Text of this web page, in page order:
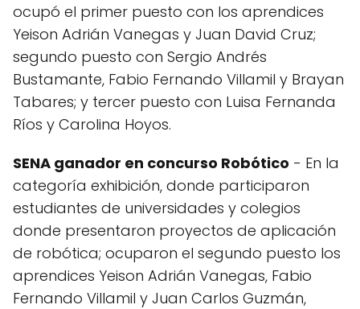
ocupó el primer puesto con los aprendices
Yeison Adrián Vanegas y Juan David Cruz;
segundo puesto con Sergio Andrés
Bustamante, Fabio Fernando Villamil y Brayan
Tabares; y tercer puesto con Luisa Fernanda
Ríos y Carolina Hoyos.
SENA ganador en concurso Robótico - En la
categoría exhibición, donde participaron
estudiantes de universidades y colegios
donde presentaron proyectos de aplicación
de robótica; ocuparon el segundo puesto los
aprendices Yeison Adrián Vanegas, Fabio
Fernando Villamil y Juan Carlos Guzmán,